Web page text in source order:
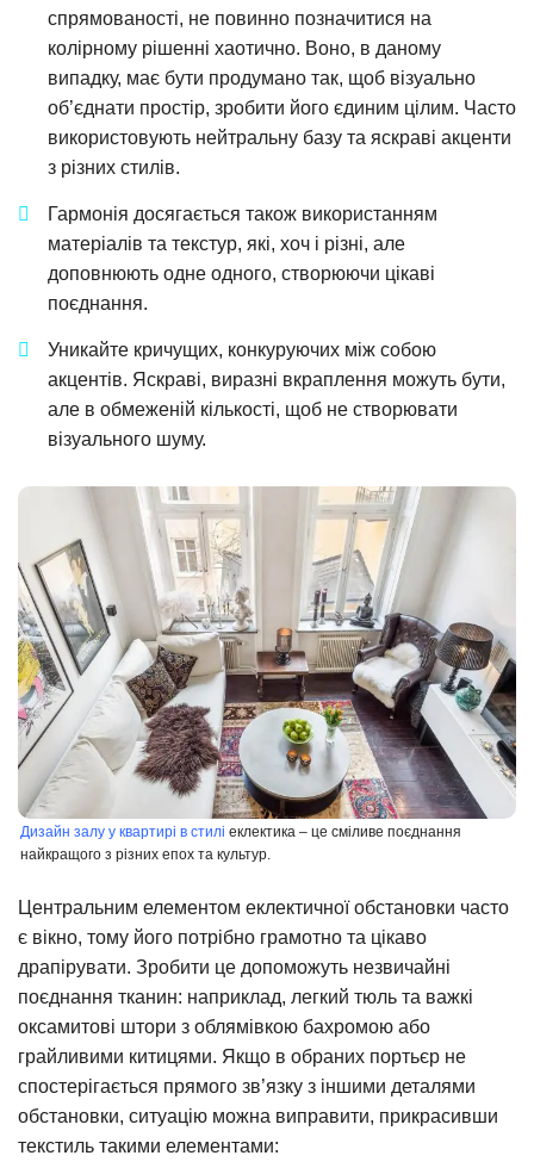
спрямованості, не повинно позначитися на
колірному рішенні хаотично. Воно, в даному
випадку, має бути продумано так, щоб візуально
об’єднати простір, зробити його єдиним цілим. Часто
використовують нейтральну базу та яскраві акценти
з різних стилів.
Гармонія досягається також використанням
матеріалів та текстур, які, хоч і різні, але
доповнюють одне одного, створюючи цікаві
поєднання.
Уникайте кричущих, конкуруючих між собою
акцентів. Яскраві, виразні вкраплення можуть бути,
але в обмеженій кількості, щоб не створювати
візуального шуму.
Дизайн залу у квартирі в стилі еклектика – це сміливе поєднання
найкращого з різних епох та культур.
Центральним елементом еклектичної обстановки часто
є вікно, тому його потрібно грамотно та цікаво
драпірувати. Зробити це допоможуть незвичайні
поєднання тканин: наприклад, легкий тюль та важкі
оксамитові штори з облямівкою бахромою або
грайливими китицями. Якщо в обраних портьєр не
спостерігається прямого зв’язку з іншими деталями
обстановки, ситуацію можна виправити, прикрасивши
текстиль такими елементами: